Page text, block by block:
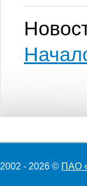
2002 - 2026 © ПАО